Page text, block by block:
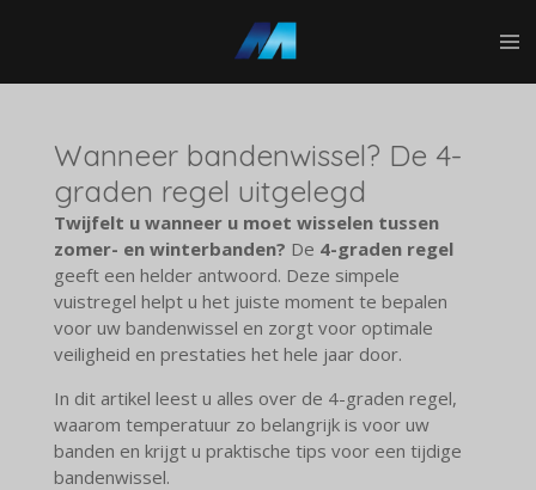
Wanneer bandenwissel? De 4-
graden regel uitgelegd
Twijfelt u wanneer u moet wisselen tussen
zomer- en winterbanden? De 4-graden regel
geeft een helder antwoord. Deze simpele
vuistregel helpt u het juiste moment te bepalen
voor uw bandenwissel en zorgt voor optimale
veiligheid en prestaties het hele jaar door.
In dit artikel leest u alles over de 4-graden regel,
waarom temperatuur zo belangrijk is voor uw
banden en krijgt u praktische tips voor een tijdige
bandenwissel.